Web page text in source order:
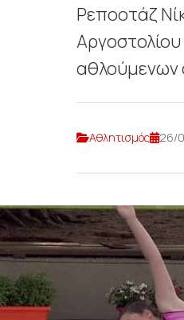
Ρεποοτάζ
αθλούμενων
Αθλητισμός 26/